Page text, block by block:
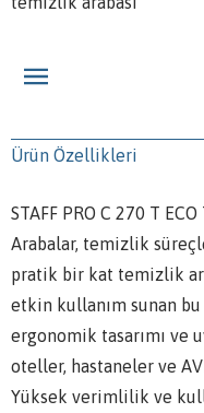
Ürün Özellikleri
STAFF PRO C 270 T
Arabalar, temizlik
pratik bir kat temizlik
etkin kullanım sunan
ergonomik tasarımı
oteller, hastaneler ve
Yüksek verimlilik ve